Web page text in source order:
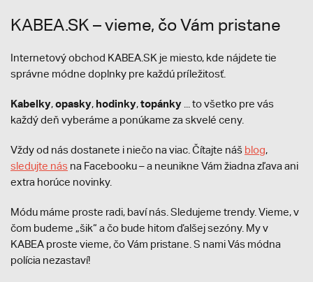
KABEA.SK – vieme, čo Vám pristane
Internetový obchod KABEA.SK je miesto, kde nájdete tie
správne módne doplnky pre každú príležitosť.
Kabelky,opasky, hodinky,topánky ... to všetko pre vás
každý deň vyberáme a ponúkame za skvelé ceny.
Vždy od nás dostanete i niečo na viac. Čítajte náš blog,
sledujte nás na Facebooku – a neunikne Vám žiadna zľava ani
extra horúce novinky.
Módu máme proste radi, baví nás. Sledujeme trendy. Vieme, v
čom budeme „šik“ a čo bude hitom ďalšej sezóny. My v
KABEA proste vieme, čo Vám pristane. S nami Vás módna
polícia nezastaví!